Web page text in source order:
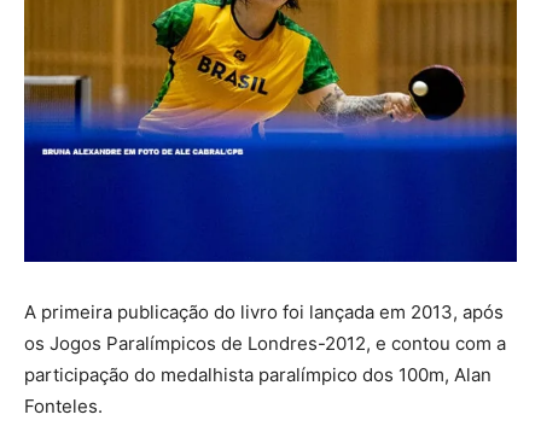
A primeira publicação do livro foi lançada em 2013, após
os Jogos Paralímpicos de Londres-2012, e contou com a
participação do medalhista paralímpico dos 100m, Alan
Fonteles.